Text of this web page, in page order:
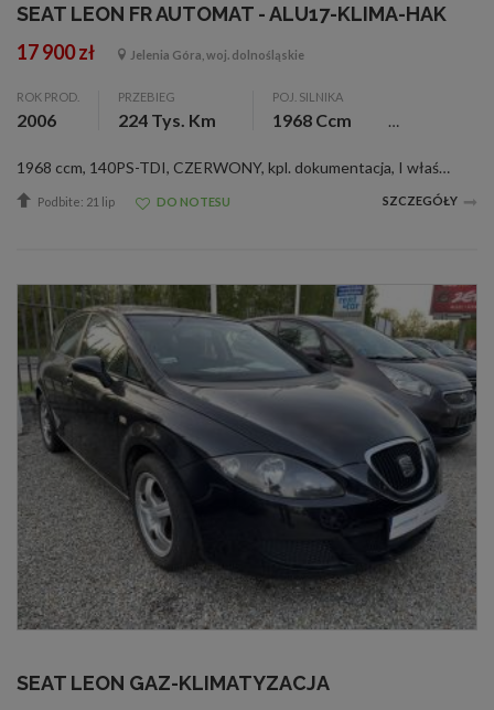
SEAT LEON FR AUTOMAT - ALU17-KLIMA-HAK
17 900 zł Jelenia Góra, woj. dolnośląskie
ROK PROD.
2006
PRZEBIEG
224 Tys. Km
POJ. SILNIKA
1968 Ccm
1968 ccm, 140PS-TDI, CZERWONY, kpl. dokumentacja, I właściciel, sprowadzony, zarejestr., ABS, alarm, alum. felgi 17, asystent park., aut. skrzynia bieg., c. zamek, czujnik deszczu, el. otw. szyby (4), el. reg. lusterka, ESP, immobilizer, klimatyzacja, ...
Podbite: 21 lip DO NOTESU SZCZEGÓŁY
SEAT LEON GAZ-KLIMATYZACJA